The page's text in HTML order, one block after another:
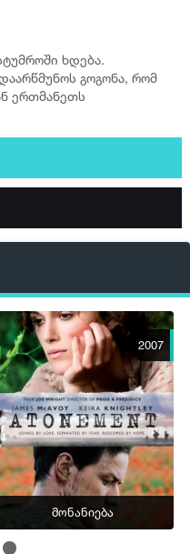
ხდება.
გოგონა, რომ
ერთმანეთს
2007
მონანიება